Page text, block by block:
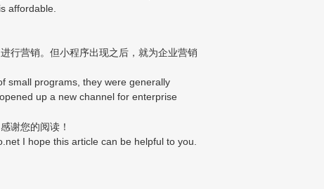
affordable.
行营销。但小程序出现之后，就为企业营销
small programs, they were generally
up a new channel for enterprise
谢您的阅读！
I hope this article can be helpful to you.